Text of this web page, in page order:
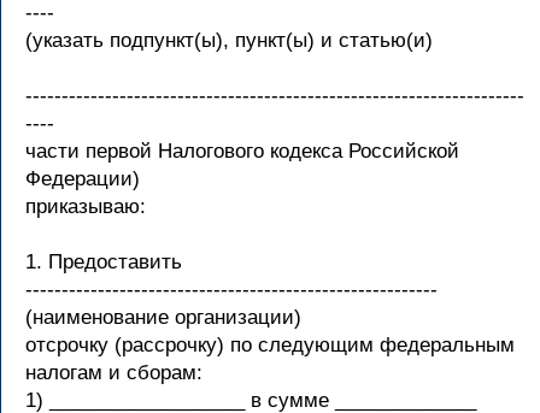
----
(указать подпункт(ы), пункт(ы) и статью(и)
---------------------------------------------------------------------
----
части первой Налогового кодекса Российской
Федерации)
приказываю:
1. Предоставить
---------------------------------------------------------
(наименование организации)
отсрочку (рассрочку) по следующим федеральным
налогам и сборам:
1) __________________ в сумме _____________